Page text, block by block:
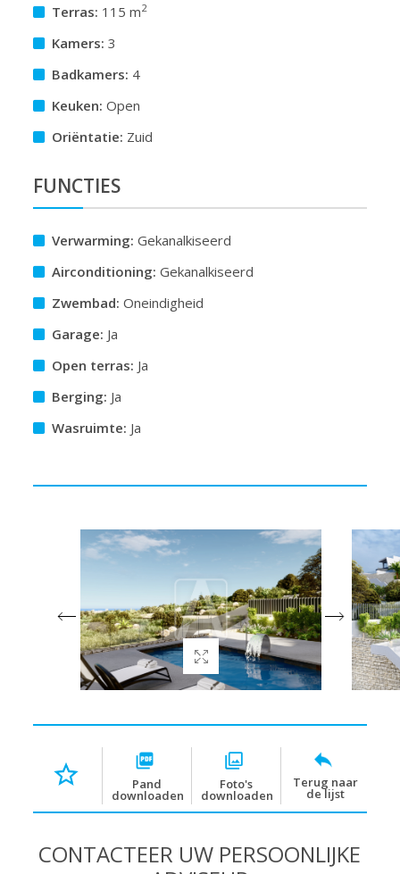
Terras: 115 m2
Kamers: 3
Badkamers: 4
Keuken: Open
Oriëntatie: Zuid
FUNCTIES
Verwarming: Gekanalkiseerd
Airconditioning: Gekanalkiseerd
Zwembad: Oneindigheid
Garage: Ja
Open terras: Ja
Berging: Ja
Wasruimte: Ja
Pand
downloaden
Foto's
downloaden
Terug naar
de lijst
CONTACTEER UW PERSOONLIJKE